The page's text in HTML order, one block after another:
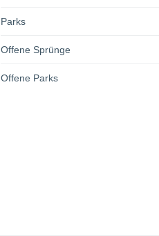
Parks
Offene Sprünge
Offene Parks